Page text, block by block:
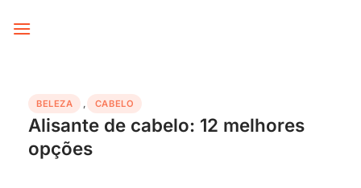
BELEZA , CABELO
Alisante de cabelo: 12 melhores
opções